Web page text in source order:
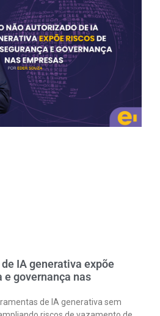
IA generativa expõe
e governança nas
de IA generativa sem